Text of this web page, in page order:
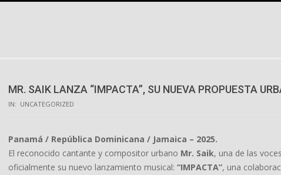
MR. SAIK LANZA “IMPACTA”, SU NUEVA PROPUESTA
IN: UNCATEGORIZED
Panamá / República Dominicana / Jamaica – 2025.
El reconocido cantante y compositor urbano Mr. Saik, una de las
oficialmente su nuevo lanzamiento musical: “IMPACTA”, una